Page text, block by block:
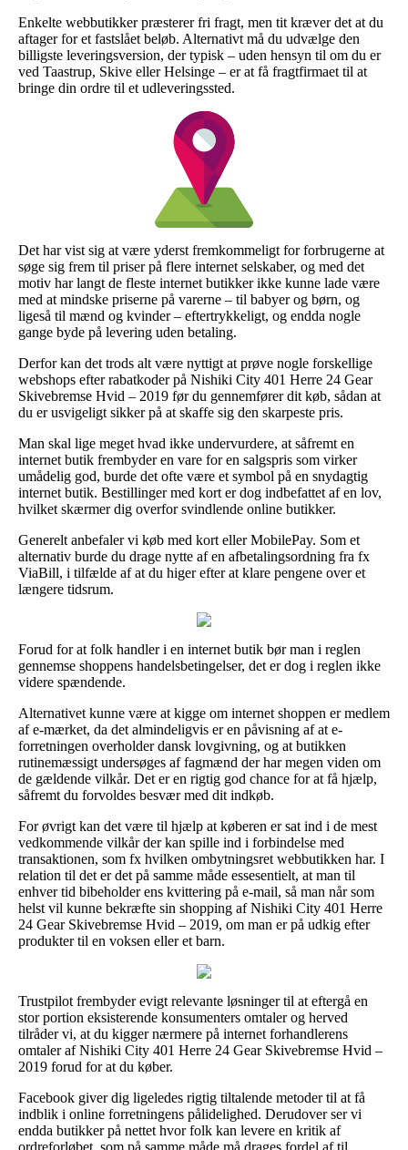
Enkelte webbutikker præsterer fri fragt, men tit kræver det at du
aftager for et fastslået beløb. Alternativt må du udvælge den
billigste leveringsversion, der typisk – uden hensyn til om du er
ved Taastrup, Skive eller Helsinge – er at få fragtfirmaet til at
bringe din ordre til et udleveringssted.
Det har vist sig at være yderst fremkommeligt for forbrugerne at
søge sig frem til priser på flere internet selskaber, og med det
motiv har langt de fleste internet butikker ikke kunne lade være
med at mindske priserne på varerne – til babyer og børn, og
ligeså til mænd og kvinder – eftertrykkeligt, og endda nogle
gange byde på levering uden betaling.
Derfor kan det trods alt være nyttigt at prøve nogle forskellige
webshops efter rabatkoder på Nishiki City 401 Herre 24 Gear
Skivebremse Hvid – 2019 før du gennemfører dit køb, sådan at
du er usvigeligt sikker på at skaffe sig den skarpeste pris.
Man skal lige meget hvad ikke undervurdere, at såfremt en
internet butik frembyder en vare for en salgspris som virker
umådelig god, burde det ofte være et symbol på en snydagtig
internet butik. Bestillinger med kort er dog indbefattet af en lov,
hvilket skærmer dig overfor svindlende online butikker.
Generelt anbefaler vi køb med kort eller MobilePay. Som et
alternativ burde du drage nytte af en afbetalingsordning fra fx
ViaBill, i tilfælde af at du higer efter at klare pengene over et
længere tidsrum.
Forud for at folk handler i en internet butik bør man i reglen
gennemse shoppens handelsbetingelser, det er dog i reglen ikke
videre spændende.
Alternativet kunne være at kigge om internet shoppen er medlem
af e-mærket, da det almindeligvis er en påvisning af at e-
forretningen overholder dansk lovgivning, og at butikken
rutinemæssigt undersøges af fagmænd der har megen viden om
de gældende vilkår. Det er en rigtig god chance for at få hjælp,
såfremt du forvoldes besvær med dit indkøb.
For øvrigt kan det være til hjælp at køberen er sat ind i de mest
vedkommende vilkår der kan spille ind i forbindelse med
transaktionen, som fx hvilken ombytningsret webbutikken har. I
relation til det er det på samme måde essesentielt, at man til
enhver tid bibeholder ens kvittering på e-mail, så man når som
helst vil kunne bekræfte sin shopping af Nishiki City 401 Herre
24 Gear Skivebremse Hvid – 2019, om man er på udkig efter
produkter til en voksen eller et barn.
Trustpilot frembyder evigt relevante løsninger til at eftergå en
stor portion eksisterende konsumenters omtaler og herved
tilråder vi, at du kigger nærmere på internet forhandlerens
omtaler af Nishiki City 401 Herre 24 Gear Skivebremse Hvid –
2019 forud for at du køber.
Facebook giver dig ligeledes rigtig tiltalende metoder til at få
indblik i online forretningens pålidelighed. Derudover ser vi
endda butikker på nettet hvor folk kan levere en kritik af
ordreforløbet, som på samme måde må drages fordel af til